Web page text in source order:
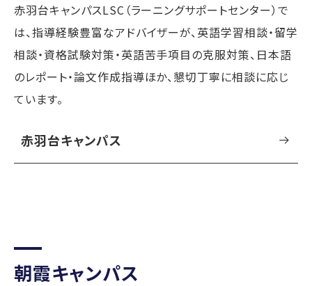
赤羽台キャンパスLSC（ラーニングサポートセンター）で
は、指導経験豊富なアドバイザーが、英語学習相談・留学
相談・資格試験対策・英語苦手項目の克服対策、日本語
のレポート・論文作成指導ほか、懇切丁寧に相談に応じ
ています。
赤羽台キャンパス
朝霞キャンパス